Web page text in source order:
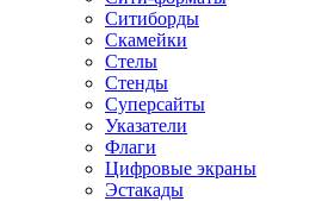
Ситиборды
Скамейки
Стелы
Стенды
Суперсайты
Указатели
Флаги
Цифровые экраны
Эстакады